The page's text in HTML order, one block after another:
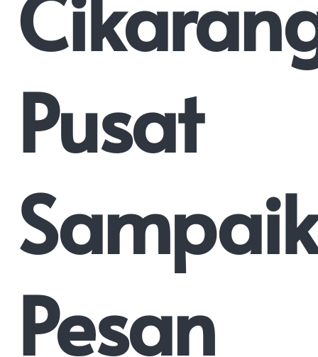
Pusat
Pesan